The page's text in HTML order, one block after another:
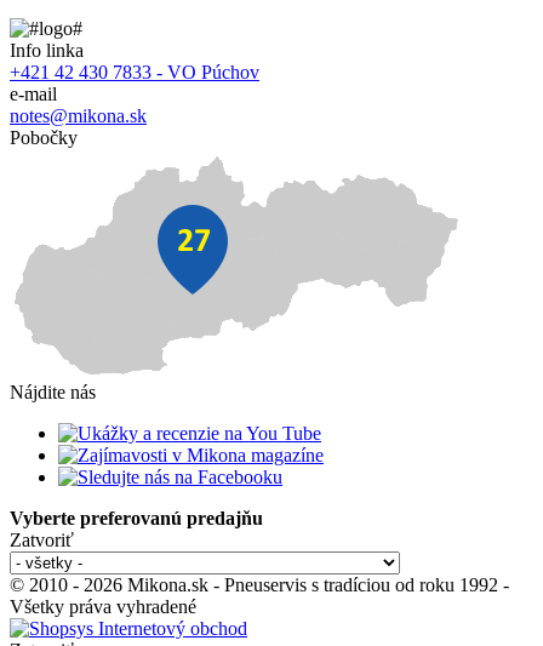
Info linka
+421 42 430 7833 - VO Púchov
e-mail
notes@mikona.sk
Pobočky
Nájdite nás
Vyberte preferovanú predajňu
Zatvoriť
© 2010 - 2026 Mikona.sk - Pneuservis s tradíciou od roku 1992 -
Všetky práva vyhradené